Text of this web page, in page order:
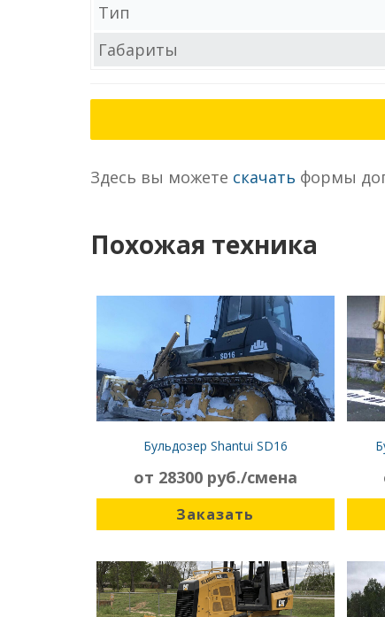
Тип
Габариты
Здесь вы можете скачать формы
Похожая техника
Бульдозер Shantui SD16
от 28300 руб./смена
Заказать